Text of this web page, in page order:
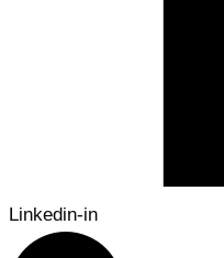
Linkedin-in